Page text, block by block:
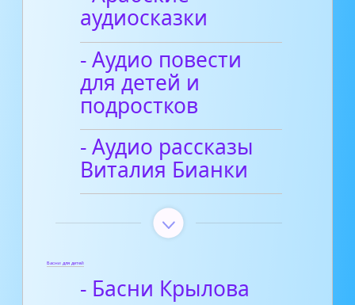
аудиосказки
- Аудио повести
для детей и
подростков
- Аудио рассказы
Виталия Бианки
Басни для детей
- Басни Крылова